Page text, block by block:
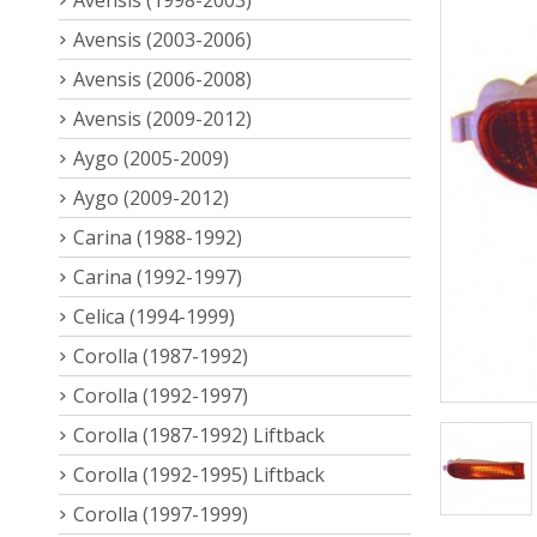
Avensis (2003-2006)
Avensis (2006-2008)
Avensis (2009-2012)
Aygo (2005-2009)
Aygo (2009-2012)
Carina (1988-1992)
Carina (1992-1997)
Celica (1994-1999)
Corolla (1987-1992)
Corolla (1992-1997)
Corolla (1987-1992) Liftback
Corolla (1992-1995) Liftback
Corolla (1997-1999)